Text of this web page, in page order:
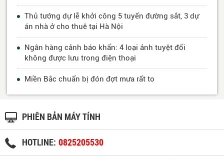
Thủ tướng dự lễ khởi công 5 tuyến đường sắt, 3 dự
án nhà ở cho thuê tại Hà Nội
Ngân hàng cảnh báo khẩn: 4 loại ảnh tuyệt đối
không được lưu trong điện thoại
Miền Bắc chuẩn bị đón đợt mưa rất to
PHIÊN BẢN MÁY TÍNH
HOTLINE: 0825205530